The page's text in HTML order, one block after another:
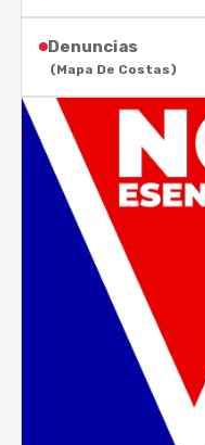
Denuncias
(Mapa De Costas)